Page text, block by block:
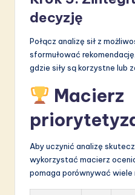
decyzję
Połącz analizę sił z
sformułować
gdzie siły są korzystne lub
Macierz
Aby uczynić analizę
wykorzystać macierz
pomaga porównywać wiele